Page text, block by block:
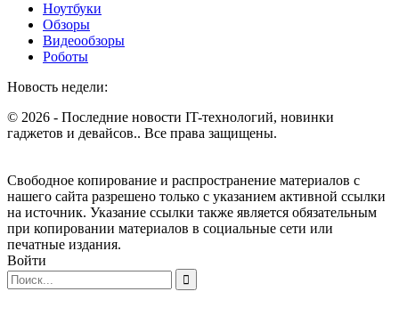
Ноутбуки
Обзоры
Видеообзоры
Роботы
Новость недели:
© 2026 - Последние новости IT-технологий, новинки
гаджетов и девайсов.. Все права защищены.
Свободное копирование и распространение материалов с
нашего сайта разрешено только с указанием активной ссылки
на источник. Указание ссылки также является обязательным
при копировании материалов в социальные сети или
печатные издания.
Войти